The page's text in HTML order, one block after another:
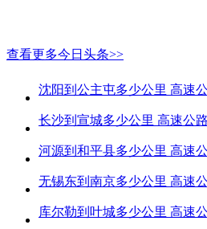
查看更多今日头条>>
沈阳到公主屯多少公里 高速
长沙到宣城多少公里 高速公
河源到和平县多少公里 高速
无锡东到南京多少公里 高速
库尔勒到叶城多少公里 高速